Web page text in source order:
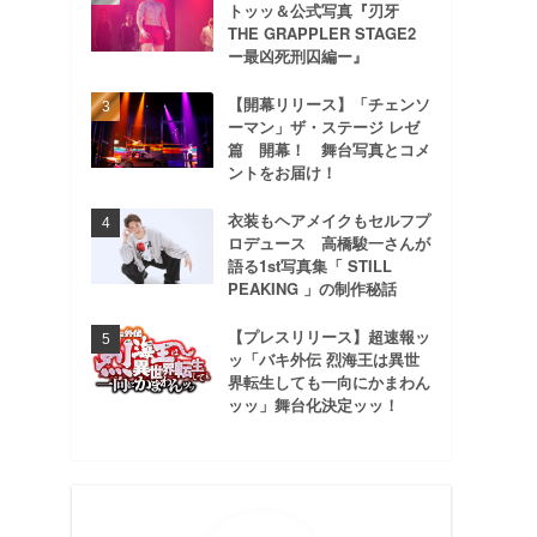
トッッ＆公式写真『刃牙
THE GRAPPLER STAGE2
ー最凶死刑囚編ー』
【開幕リリース】「チェンソ
ーマン」ザ・ステージ レゼ
篇 開幕！ 舞台写真とコメ
ントをお届け！
衣装もヘアメイクもセルフプ
ロデュース 高橋駿一さんが
語る1st写真集「 STILL
PEAKING 」の制作秘話
【プレスリリース】超速報ッ
ッ「バキ外伝 烈海王は異世
界転生しても一向にかまわん
ッッ」舞台化決定ッッ！